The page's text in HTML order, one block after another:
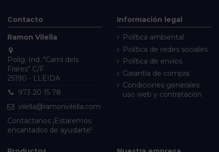
Contacto
Ramon Vilella
Políg. Ind. "Camí dels
Frares" C/F
25190 - LLEIDA
973 20 15 78
vilella@ramonvilella.com
Contáctanos ¡Estaremos
encantados de ayudarte!
Información legal
Política ambiental
Política de redes sociales
Política de envíos
Garantía de compra
Condiciones generales
uso web y contratación